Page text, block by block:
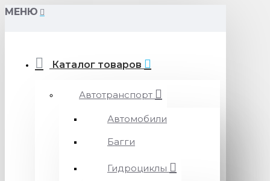
МЕНЮ
Каталог товаров
Автотранспорт
Автомобили
Багги
Гидроциклы